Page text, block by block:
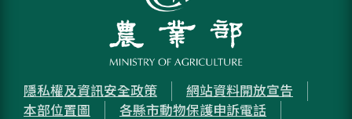
隱私權及資訊安全政策
網站資料開放宣告
本部位置圖
各縣市動物保護申訴電話